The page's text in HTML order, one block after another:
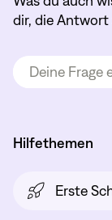
dir, die Antwort
Hilfethemen
Erste